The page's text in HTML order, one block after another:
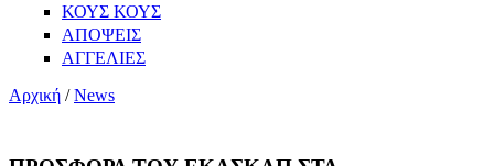
ΚΟΥΣ ΚΟΥΣ
ΑΠΟΨΕΙΣ
ΑΓΓΕΛΙΕΣ
Αρχική /News